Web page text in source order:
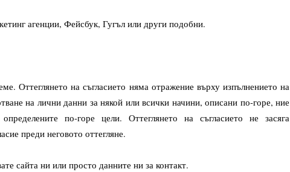
агенции, Фейсбук, Гугъл или други подобни.
Оттеглянето на съгласието няма отражение върху изпълнението на
на лични данни за някой или всички начини, описани по-горе, ние
по-горе цели. Оттеглянето на съгласието не засяга
преди неговото оттегляне.
сайта ни или просто данните ни за контакт.